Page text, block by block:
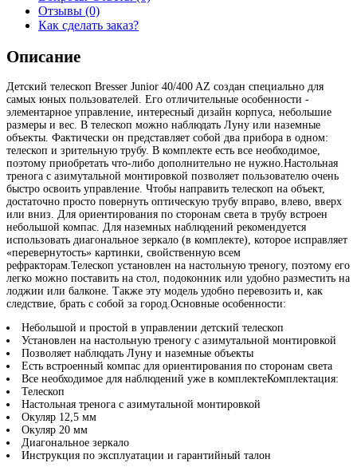
Отзывы (0)
Как сделать заказ?
Описание
Детский телескоп Bresser Junior 40/400 AZ создан специально для
самых юных пользователей. Его отличительные особенности -
элементарное управление, интересный дизайн корпуса, небольшие
размеры и вес. В телескоп можно наблюдать Луну или наземные
объекты. Фактически он представляет собой два прибора в одном:
телескоп и зрительную трубу. В комплекте есть все необходимое,
поэтому приобретать что-либо дополнительно не нужно.Настольная
тренога с азимутальной монтировкой позволяет пользователю очень
быстро освоить управление. Чтобы направить телескоп на объект,
достаточно просто повернуть оптическую трубу вправо, влево, вверх
или вниз. Для ориентирования по сторонам света в трубу встроен
небольшой компас. Для наземных наблюдений рекомендуется
использовать диагональное зеркало (в комплекте), которое исправляет
«перевернутость» картинки, свойственную всем
рефракторам.Телескоп установлен на настольную треногу, поэтому его
легко можно поставить на стол, подоконник или удобно разместить на
лоджии или балконе. Также эту модель удобно перевозить и, как
следствие, брать с собой за город.Основные особенности:
Небольшой и простой в управлении детский телескоп
Установлен на настольную треногу с азимутальной монтировкой
Позволяет наблюдать Луну и наземные объекты
Есть встроенный компас для ориентирования по сторонам света
Все необходимое для наблюдений уже в комплектеКомплектация:
Телескоп
Настольная тренога с азимутальной монтировкой
Окуляр 12,5 мм
Окуляр 20 мм
Диагональное зеркало
Инструкция по эксплуатации и гарантийный талон